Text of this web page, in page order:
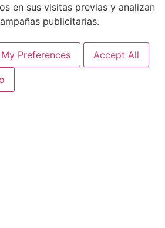
en sus visitas previas y analizan
publicitarias.
Preferences Accept All